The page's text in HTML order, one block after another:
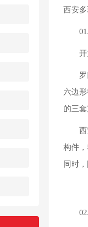
西安
01.
开放
罗氏
六边
的三
西安
构件
同时
02.